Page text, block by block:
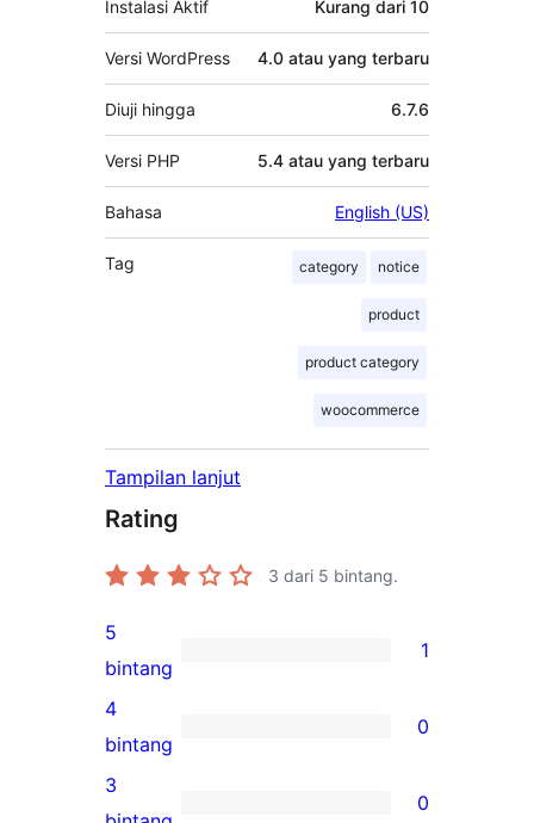
Instalasi Aktif Kurang dari 10
Versi WordPress 4.0 atau yang terbaru
Diuji hingga 6.7.6
Versi PHP 5.4 atau yang terbaru
Bahasa English (US)
Tag category notice
product
product category
woocommerce
Tampilan lanjut
Rating
3 dari 5 bintang.
1
ulasan
5-
bintang
5
bintang
1
0
ulasan
4-
4
bintang
0
3
0